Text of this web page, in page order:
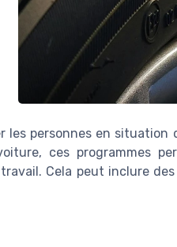
personnes en situation
ces programmes
Cela peut inclure